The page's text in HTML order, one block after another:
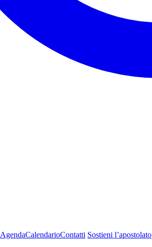
AgendaCalendarioContatti Sostieni l’apostolato